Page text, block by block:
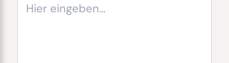
eingeben…